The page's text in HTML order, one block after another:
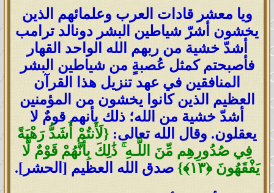
ويا معشر قادات العرب وعلمائهم الذين
يخشون أشرّ شياطين البشر دونالد ترامب
أشدّ خشية من ربهم الله الواحد القهار
فأصبحتم كمثل عُصبةٍ من شياطين البشر
المنافقين في عهد تنزيل هذا القرآن
العظيم الذين كانوا يخشون من المؤمنين
أشدّ خشية من الله؛ ذلك بأنهم قومٌ لا
يعقلون. وقال الله تعالى: {لَأَنتُمْ أَشَدُّ رَهْبَةً
فِي صُدُورِهِم مِّنَ اللَّـهِۚ ذَٰلِكَ بِأَنَّهُمْ قَوْمٌ لَّا
يَفْقَهُونَ﴿١٣﴾} صدق الله العظيم [الحشر].